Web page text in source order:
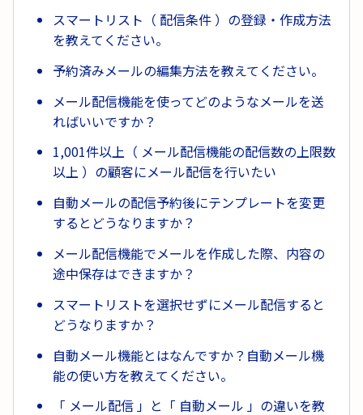
スマートリスト（ 配信条件 ）の登録・作成方法
を教えてください。
予約済みメールの編集方法を教えてください。
メール配信機能を使ってどのようなメールを送
ればいいですか？
1,001件以上（ メール配信機能の配信数の上限数
以上 ）の顧客にメール配信を行いたい
自動メールの配信予約後にテンプレートを変更
するとどうなりますか？
メール配信機能でメールを作成した際、内容の
途中保存はできますか？
スマートリストを選択せずにメール配信すると
どうなりますか？
自動メール機能とはなんですか？自動メール機
能の使い方を教えてください。
「 メール配信 」と「 自動メール 」の違いを教